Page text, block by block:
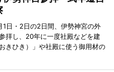
日・2日の2日間、伊勢神宮の外
拝し、20年に一度社殿などを建
きひき）」や社殿に使う御用材の